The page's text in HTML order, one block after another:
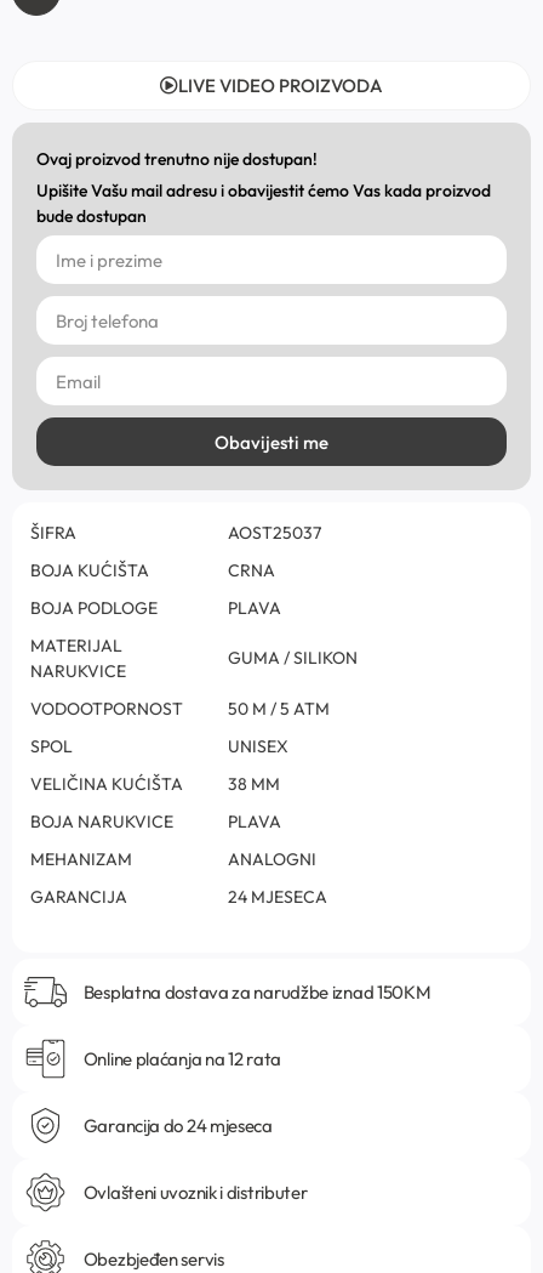
LIVE VIDEO PROIZVODA
Ovaj proizvod trenutno nije dostupan!
Upišite Vašu mail adresu i obavijestit ćemo Vas kada proizvod
bude dostupan
Obavijesti me
ŠIFRA
AOST25037
BOJA KUĆIŠTA
CRNA
BOJA PODLOGE
PLAVA
MATERIJAL
NARUKVICE
GUMA / SILIKON
VODOOTPORNOST
50 M / 5 ATM
SPOL
UNISEX
VELIČINA KUĆIŠTA
38 MM
BOJA NARUKVICE
PLAVA
MEHANIZAM
ANALOGNI
GARANCIJA
24 MJESECA
Besplatna dostava za narudžbe iznad 150KM
Online plaćanja na 12 rata
Garancija do 24 mjeseca
Ovlašteni uvoznik i distributer
Obezbjeđen servis